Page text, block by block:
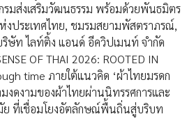
รมส่งเสริมวัฒนธรรม พร้อมด้วยพันธมิตร
งประเทศไทย, ชมรมสยามพัสตราภรณ์,
ริษัท ไลท์ติ้ง แอนด์ อีควิปเมนท์ จำกัด
OF THAI 2026: ROOTED IN
time ภายใต้แนวคิด ‘ผ้าไทยมรดก
งดงามของผ้าไทยผ่านนิทรรศการและ
ย ที่เชื่อมโยงอัตลักษณ์พื้นถิ่นสู่บริบท